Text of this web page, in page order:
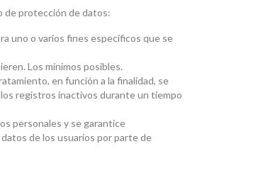
de protección de datos:
uno o varios fines específicos que se
Los mínimos posibles.
en función a la finalidad, se
registros inactivos durante un tiempo
personales y se garantice
de los usuarios por parte de